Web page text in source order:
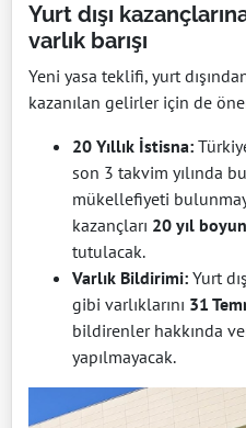
Yurt dışı
varlık barışı
Yeni yasa teklifi, yurt
kazanılan gelirler için de
20 Yıllık İstisna:
son 3 takvim yılında
mükellefiyeti
kazançları 20 yıl
tutulacak.
Varlık Bildirimi: Yurt
gibi varlıklarını 31
bildirenler hakkında
yapılmayacak.